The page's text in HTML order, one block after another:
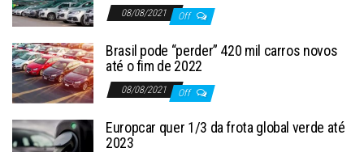
08/08/2021 Off
Brasil pode “perder” 420 mil carros novos
até o fim de 2022
08/08/2021 Off
Europcar quer 1/3 da frota global verde até
2023